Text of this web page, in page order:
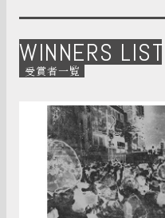
WINNERS LIST
受賞者一覧